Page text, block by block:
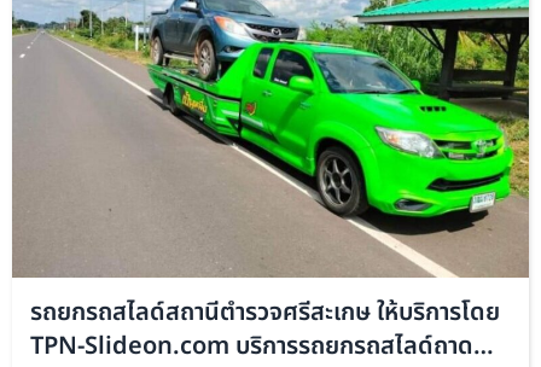
รถยกรถสไลด์สถานีตำรวจศรีสะเกษ ให้บริการโดย
TPN-Slideon.com บริการรถยกรถสไลด์ถาด